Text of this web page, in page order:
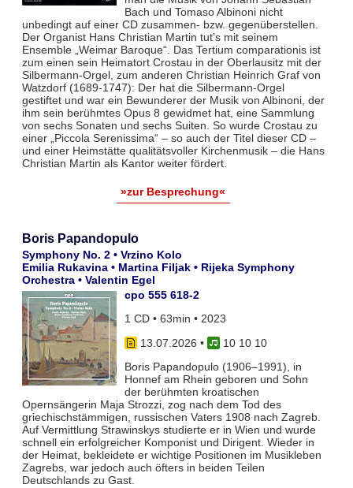
Bach und Tomaso Albinoni nicht
unbedingt auf einer CD zusammen- bzw. gegenüberstellen.
Der Organist Hans Christian Martin tut’s mit seinem
Ensemble „Weimar Baroque“. Das Tertium comparationis ist
zum einen sein Heimatort Crostau in der Oberlausitz mit der
Silbermann-Orgel, zum anderen Christian Heinrich Graf von
Watzdorf (1689-1747): Der hat die Silbermann-Orgel
gestiftet und war ein Bewunderer der Musik von Albinoni, der
ihm sein berühmtes Opus 8 gewidmet hat, eine Sammlung
von sechs Sonaten und sechs Suiten. So wurde Crostau zu
einer „Piccola Serenissima“ – so auch der Titel dieser CD –
und einer Heimstätte qualitätsvoller Kirchenmusik – die Hans
Christian Martin als Kantor weiter fördert.
»zur Besprechung«
Boris Papandopulo
Symphony No. 2 • Vrzino Kolo
Emilia Rukavina • Martina Filjak • Rijeka Symphony
Orchestra • Valentin Egel
cpo 555 618-2
1 CD • 63min • 2023
13.07.2026 •
10 10 10
Boris Papandopulo (1906–1991), in
Honnef am Rhein geboren und Sohn
der berühmten kroatischen
Opernsängerin Maja Strozzi, zog nach dem Tod des
griechischstämmigen, russischen Vaters 1908 nach Zagreb.
Auf Vermittlung Strawinskys studierte er in Wien und wurde
schnell ein erfolgreicher Komponist und Dirigent. Wieder in
der Heimat, bekleidete er wichtige Positionen im Musikleben
Zagrebs, war jedoch auch öfters in beiden Teilen
Deutschlands zu Gast.